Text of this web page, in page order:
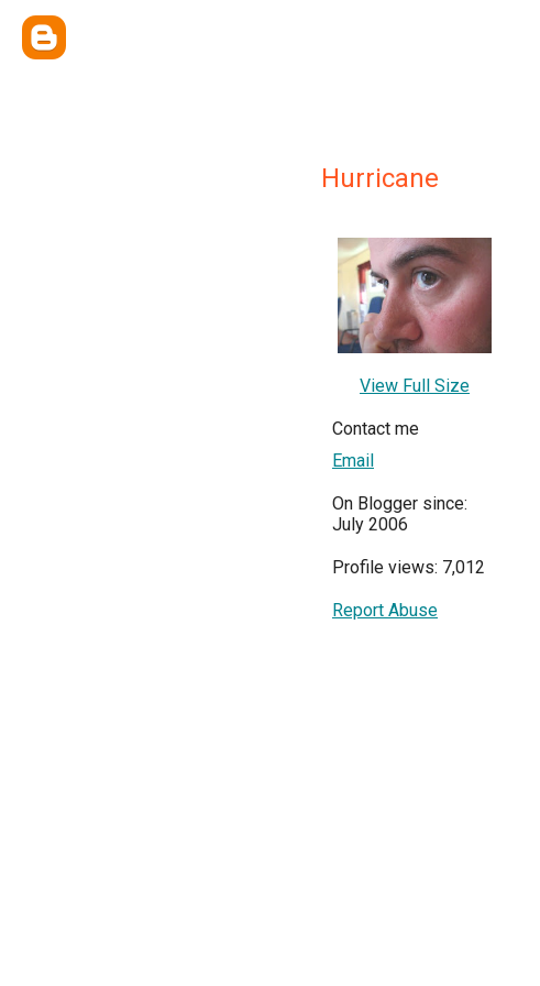
Hurricane
View Full Size
Contact me
Email
On Blogger since:
July 2006
Profile views: 7,012
Report Abuse